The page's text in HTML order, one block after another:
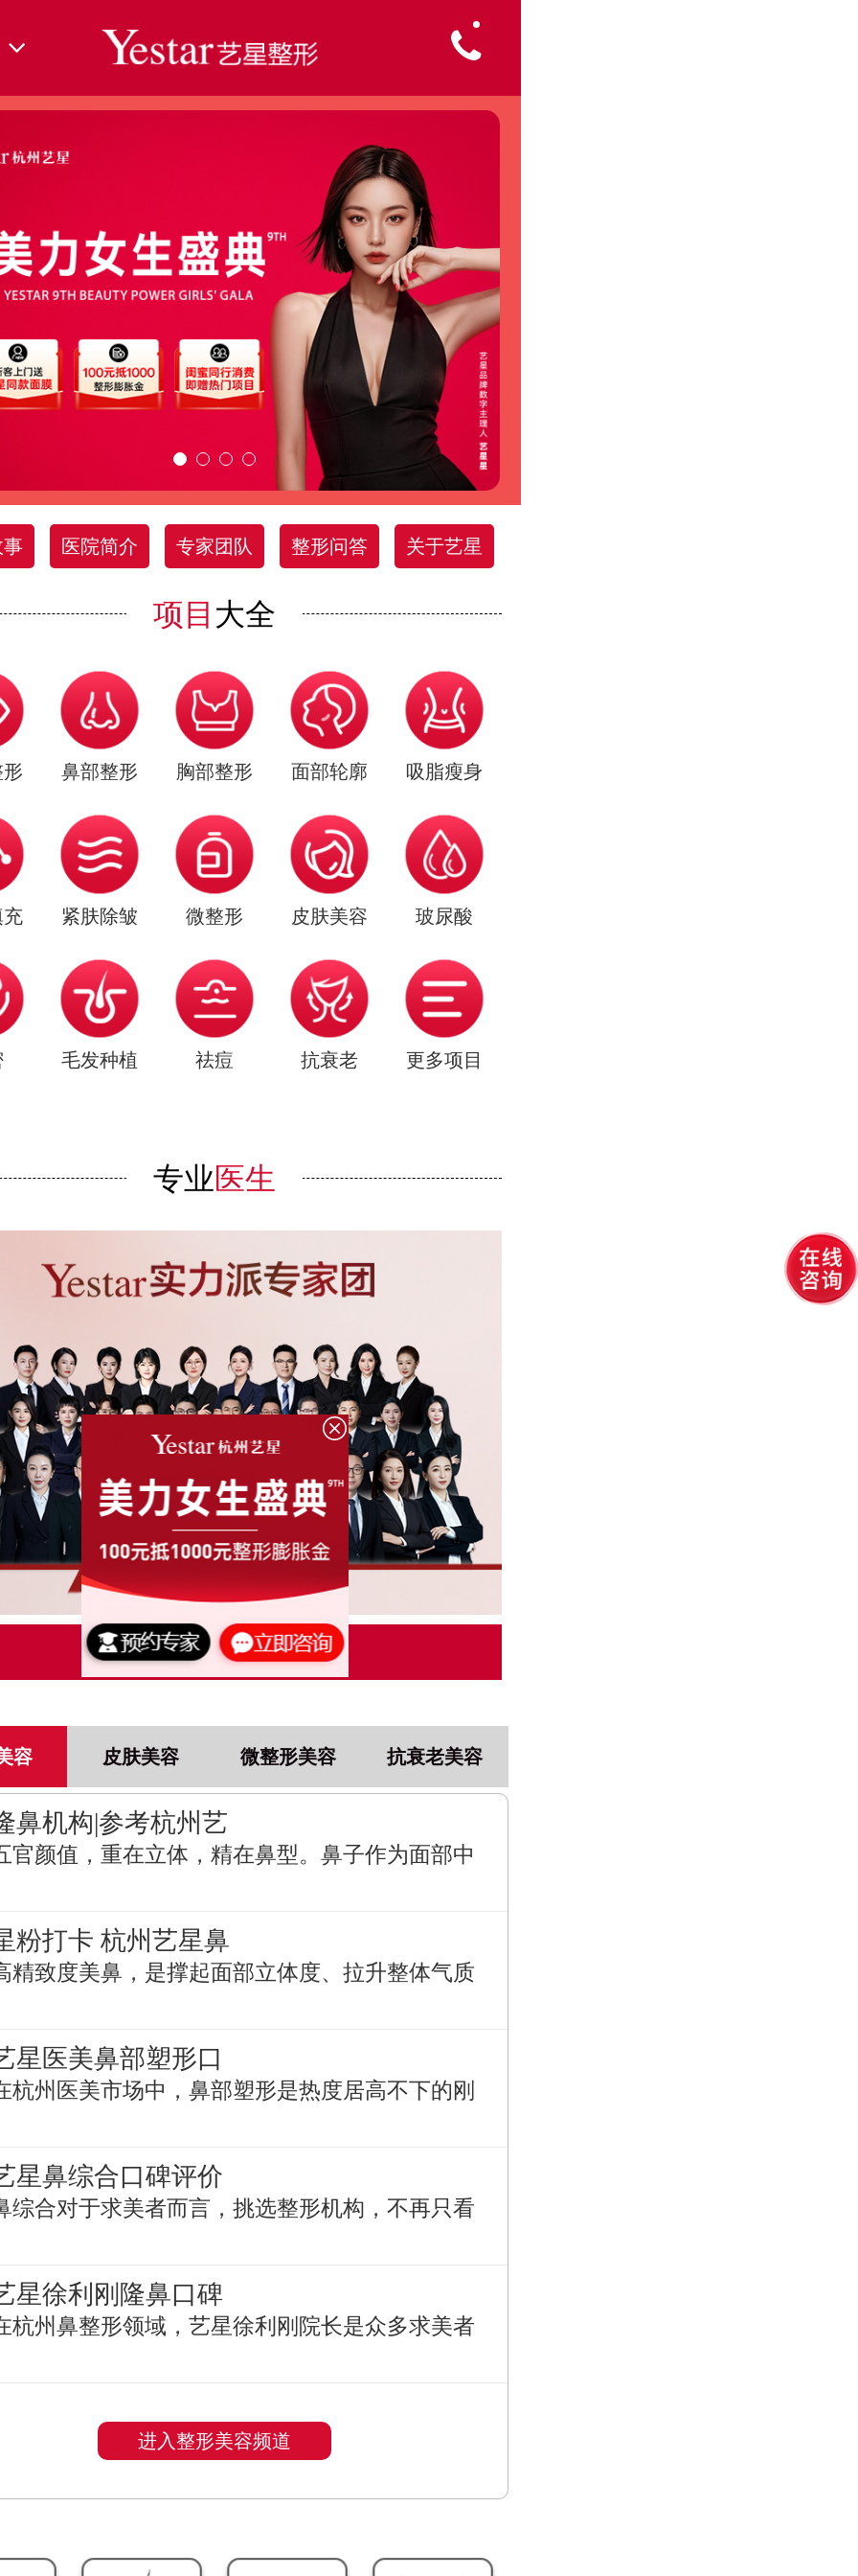
事 医院简介 专家团队 整形问答 关于艺星
项目 大全
鼻部整形 胸部整形 面部轮廓 吸脂瘦身
充 紧肤除皱 微整形 皮肤美容 玻尿酸
毛发种植 祛痘 抗衰老 更多项目
专业医生
点击了解更多
容 皮肤美容 微整形美容 抗衰老美容
鼻机构|参考杭州艺
官颜值，重在立体，精在鼻型。鼻子作为面部中
粉打卡 杭州艺星鼻
精致度美鼻，是撑起面部立体度、拉升整体气质
星医美鼻部塑形口
杭州医美市场中，鼻部塑形是热度居高不下的刚
星鼻综合口碑评价
综合对于求美者而言，挑选整形机构，不再只看
星徐利刚隆鼻口碑
杭州鼻整形领域，艺星徐利刚院长是众多求美者
进入整形美容频道